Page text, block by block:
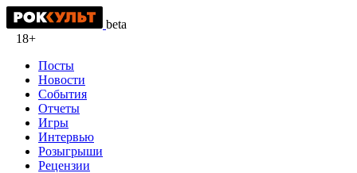
beta
18+
Посты
Новости
События
Отчеты
Игры
Интервью
Розыгрыши
Рецензии